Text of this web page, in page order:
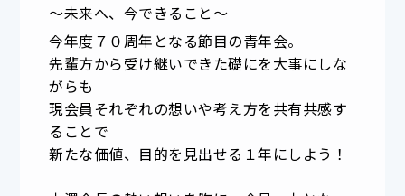
〜未来へ、今できること〜
今年度７０周年となる節目の青年会。
先輩方から受け継いできた礎にを大事にしな
がらも
現会員それぞれの想いや考え方を共有共感す
ることで
新たな価値、目的を見出せる１年にしよう！